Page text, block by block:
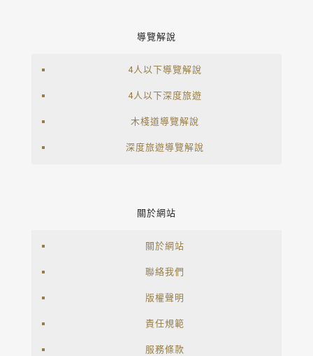
導覽解說
4人以下導覽解說
4人以下深度旅遊
木棧道導覽解說
深度旅遊導覽解說
關於網站
關於網站
聯絡我們
版權聲明
責任規範
服務條款